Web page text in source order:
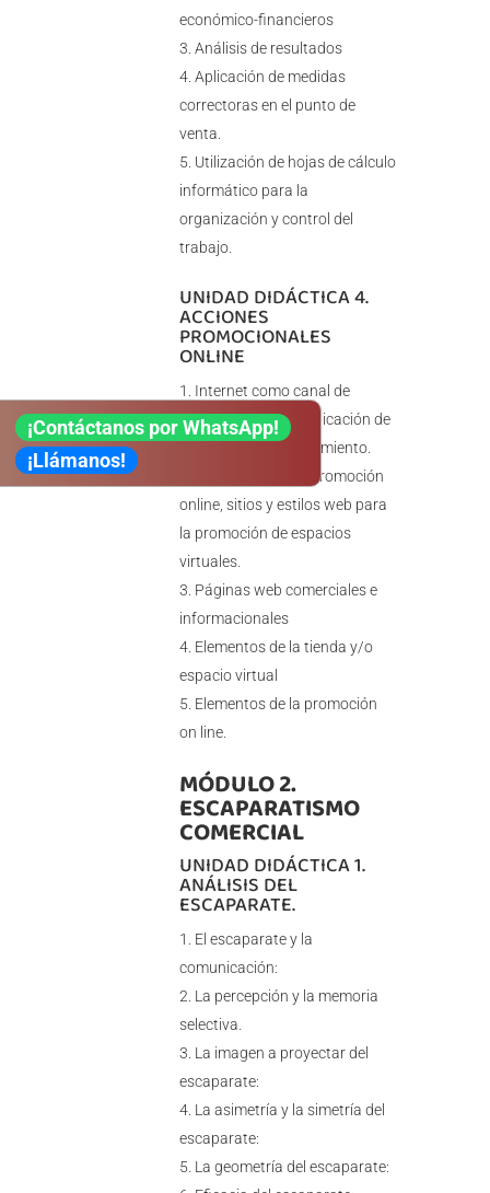
económico-financieros
Análisis de resultados
Aplicación de medidas
correctoras en el punto de
venta.
Utilización de hojas de cálculo
informático para la
organización y control del
trabajo.
UNIDAD DIDÁCTICA 4.
ACCIONES
PROMOCIONALES
ONLINE
Internet como canal de
información y comunicación de
la empresa/establecimiento.
Herramientas de promoción
online, sitios y estilos web para
la promoción de espacios
virtuales.
Páginas web comerciales e
informacionales
Elementos de la tienda y/o
espacio virtual
Elementos de la promoción
on line.
MÓDULO 2.
ESCAPARATISMO
COMERCIAL
UNIDAD DIDÁCTICA 1.
ANÁLISIS DEL
ESCAPARATE.
El escaparate y la
comunicación:
La percepción y la memoria
selectiva.
La imagen a proyectar del
escaparate:
La asimetría y la simetría del
escaparate:
La geometría del escaparate:
¡Contáctanos por WhatsApp!
¡Llámanos!